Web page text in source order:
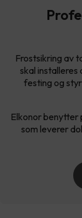
Frostsikring av
skal installeres
festing og
Elkonor benytter
som leverer